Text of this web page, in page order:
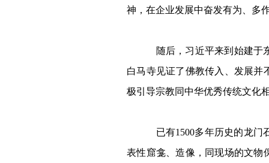
神，在企业发展中奋发有为、多
随后，习近平来到始建于东
白马寺见证了佛教传入、发展并
极引导宗教同中华优秀传统文化
已有1500多年历史的龙门
表性窟龛、造像，同现场的文物